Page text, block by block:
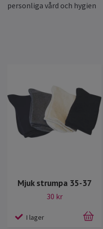
personliga vård och hygien
Mjuk strumpa 35-37
30 kr
I lager